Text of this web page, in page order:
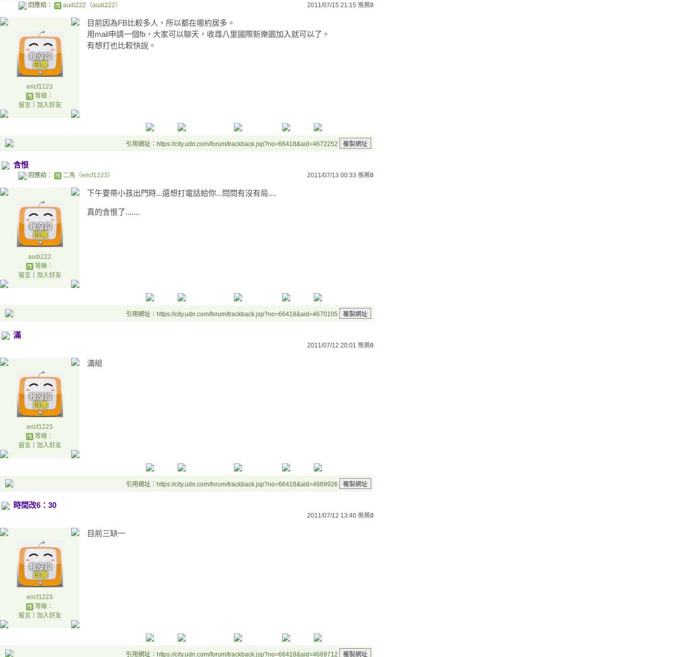
回應給： audi222（audi222） 2011/07/15 21:15 推薦0
ericf1223
等級：
留言｜ 加入好友
目前因為FB比較多人，所以都在哪約居多。
用mail申請一個fb，大家可以聊天，收尋八里國際新樂園加入就可以了。
有想打也比較快說。
引用網址：https://city.udn.com/forum/trackback.jsp?no=66418&aid=4672252
含恨
回應給： 二馬（ericf1223） 2011/07/13 00:33 推薦0
audi222
等級：
留言｜ 加入好友
下午要帶小孩出門時...還想打電話給你...問問有沒有局....
真的含恨了.......
引用網址：https://city.udn.com/forum/trackback.jsp?no=66418&aid=4670105
滿
2011/07/12 20:01 推薦0
ericf1223
等級：
留言｜ 加入好友
滿組
引用網址：https://city.udn.com/forum/trackback.jsp?no=66418&aid=4669926
時間改6：30
2011/07/12 13:40 推薦0
ericf1223
等級：
留言｜ 加入好友
目前三缺一
引用網址：https://city.udn.com/forum/trackback.jsp?no=66418&aid=4669712